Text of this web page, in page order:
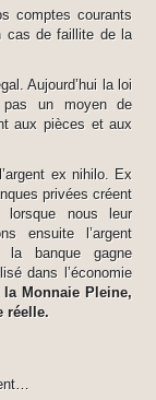
comptes courants
cas de faillite de la
Aujourd’hui la loi
pas un moyen de
aux pièces et aux
ex nihilo. Ex
privées créent
lorsque nous leur
ensuite l’argent
banque gagne
dans l’économie
la Monnaie Pleine,
réelle.